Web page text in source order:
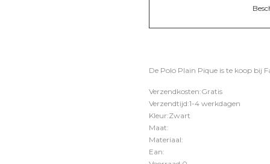
De Polo Plain Pique is te koop bij
Verzendkosten:Gratis
Verzendtijd:1-4 werkdagen
Kleur:Zwart
Maat:
Materiaal:
Ean: